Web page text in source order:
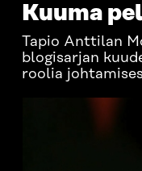
Kuuma
Tapio Anttilan
blogisarjan
roolia